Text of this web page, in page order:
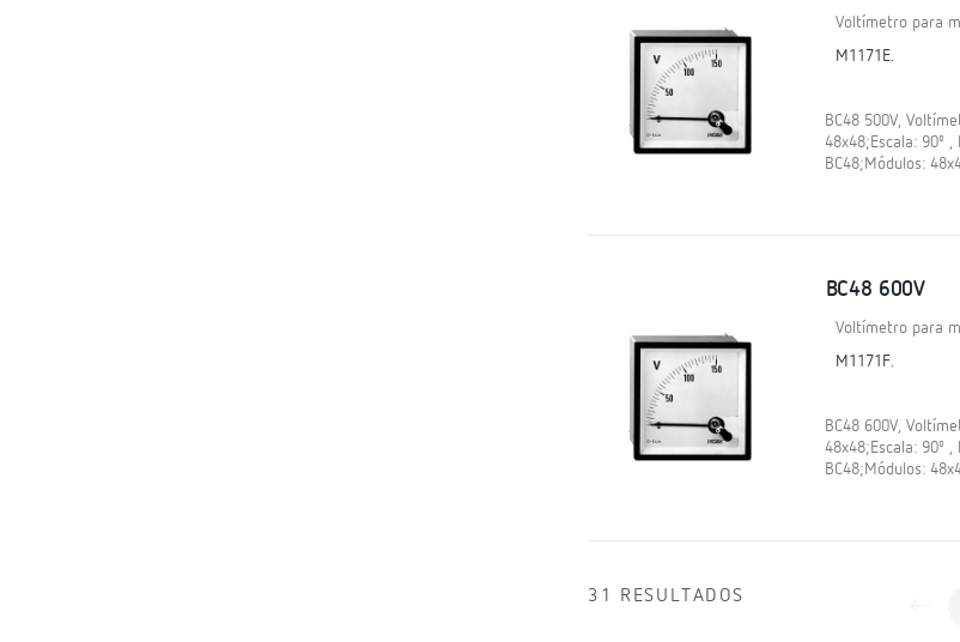
Voltímetro para
M1171E.
BC48 500V,
48x48;Escala: 90º
BC48;Módulos:
BC48 600V
Voltímetro para
M1171F.
BC48 600V,
48x48;Escala: 90º
BC48;Módulos:
31 RESULTADOS